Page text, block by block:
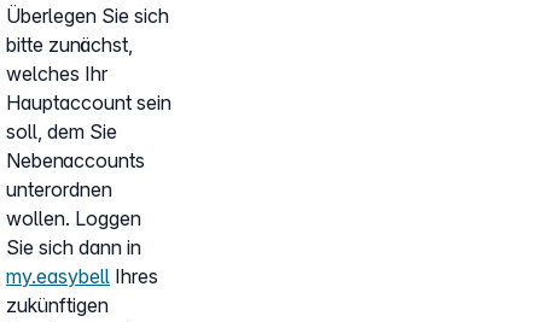
Überlegen Sie sich
bitte zunächst,
welches Ihr
Hauptaccount sein
soll, dem Sie
Nebenaccounts
unterordnen
wollen. Loggen
Sie sich dann in
my.easybell Ihres
zukünftigen